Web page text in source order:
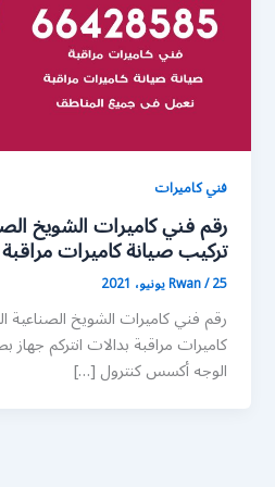
فني كاميرات
تركيب صيانة كاميرات
Rwan/25 يونيو، 2021
رقم فني كاميرات الشويخ
كاميرات مراقبة بدالات انتركم
الوجه أكسس كنترول […]